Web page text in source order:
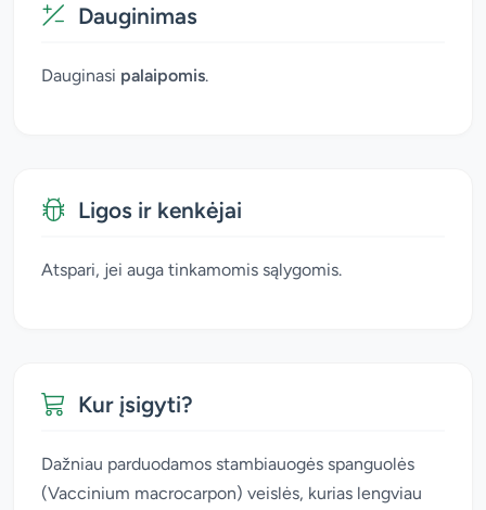
Dauginimas
Dauginasi palaipomis.
Ligos ir kenkėjai
Atspari, jei auga tinkamomis sąlygomis.
Kur įsigyti?
Dažniau parduodamos stambiauogės spanguolės
(Vaccinium macrocarpon) veislės, kurias lengviau